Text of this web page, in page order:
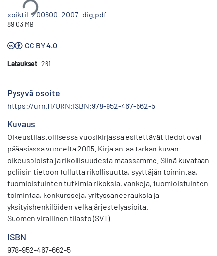
xoiktil_200600_2007_dig.pdf
89.03 MB
CC BY 4.0
Lataukset 261
Pysyvä osoite
https://urn.fi/URN:ISBN:978-952-467-662-5
Kuvaus
Oikeustilastollisessa vuosikirjassa esitettävät tiedot ovat
pääasiassa vuodelta 2005. Kirja antaa tarkan kuvan
oikeusoloista ja rikollisuudesta maassamme. Siinä kuvataan
poliisin tietoon tullutta rikollisuutta, syyttäjän toimintaa,
tuomioistuinten tutkimia rikoksia, vankeja, tuomioistuinten
toimintaa, konkursseja, yrityssaneerauksia ja
yksityishenkilöiden velkajärjestelyasioita.
Suomen virallinen tilasto (SVT)
ISBN
978-952-467-662-5